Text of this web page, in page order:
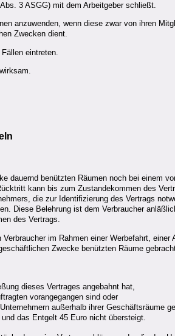
3 ASGG) mit dem Arbeitgeber schließt.
anzuwenden, wenn diese zwar von ihren
Zwecken dient.
eintreten.
dauernd benützten Räumen noch bei einem
kann bis zum Zustandekommen des
die zur Identifizierung des Vertrags
Diese Belehrung ist dem Verbraucher
des Vertrags.
im Rahmen einer Werbefahrt, einer
Zwecke benützten Räume
dieses Vertrages angebahnt hat,
vorangegangen sind oder
außerhalb ihrer Geschäftsräume
das Entgelt 45 Euro nicht übersteigt.